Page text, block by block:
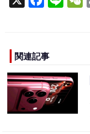
a
e
b
o
o
k
n
関連記事